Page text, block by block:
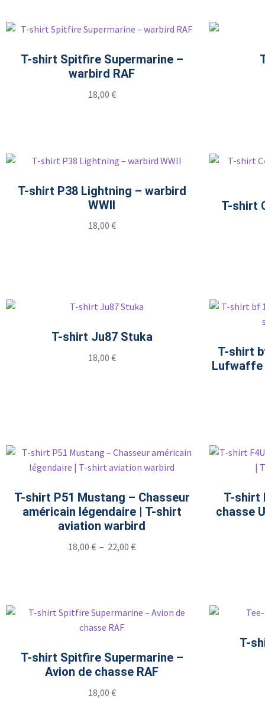
T-shirt Spitfire Supermarine –
warbird RAF
18,00 €
T-shirt P38 Lightning – warbird
WWII
18,00 €
T-shirt
T-shirt Ju87 Stuka
18,00 €
T-shirt
Lufwaffe
T-shirt P51 Mustang – Chasseur
américain légendaire | T-shirt
aviation warbird
18,00 € – 22,00 €
T-shirt
chasse
T-shirt Spitfire Supermarine –
Avion de chasse RAF
18,00 €
T-